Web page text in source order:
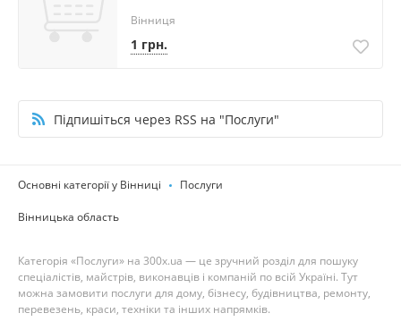
1 грн.
Вінниця
Підпишіться через RSS на "Послуги"
Основні категорії у Вінниці Послуги
Вінницька область
Категорія «Послуги» на 300x.ua — це зручний розділ для пошуку
спеціалістів, майстрів, виконавців і компаній по всій Україні. Тут
можна замовити послуги для дому, бізнесу, будівництва, ремонту,
перевезень, краси, техніки та інших напрямків.